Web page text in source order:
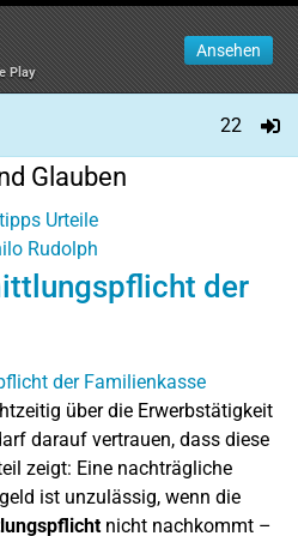
Play
Ansehen
22
Glauben
Urteile
Rudolph
der
über die Erwerbstätigkeit
darauf vertrauen, dass diese
zeigt: Eine nachträgliche
ist unzulässig, wenn die
nicht nachkommt –